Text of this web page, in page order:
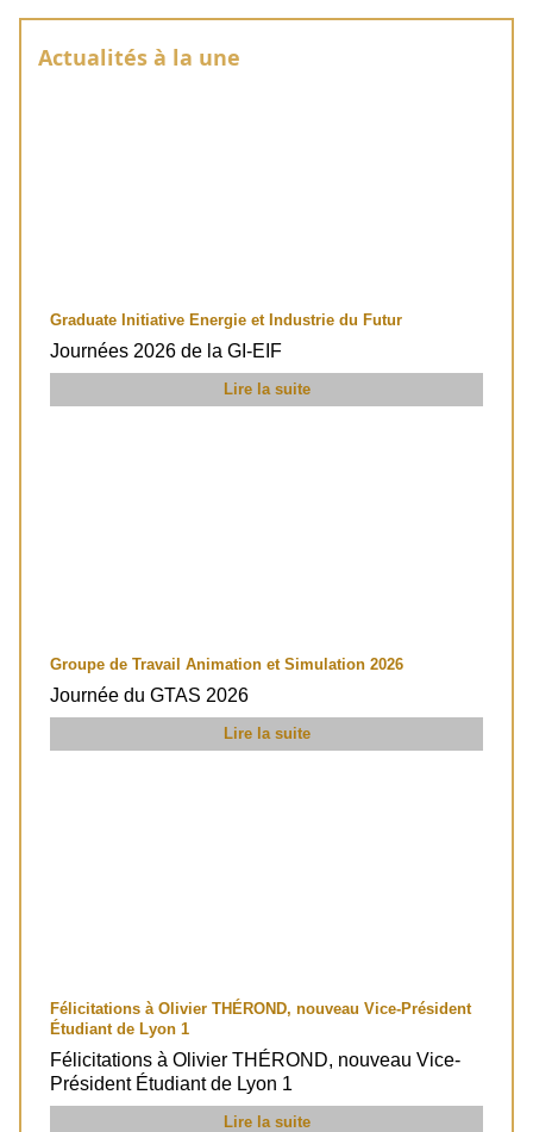
Actualités à la une
Graduate Initiative Energie et Industrie du Futur
Journées 2026 de la GI-EIF
Lire la suite
Groupe de Travail Animation et Simulation 2026
Journée du GTAS 2026
Lire la suite
Félicitations à Olivier THÉROND, nouveau Vice-Président
Étudiant de Lyon 1
Félicitations à Olivier THÉROND, nouveau Vice-
Président Étudiant de Lyon 1
Lire la suite